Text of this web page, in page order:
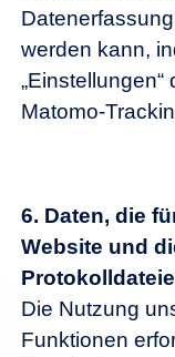
werden kann,
Matomo-
6. Daten, die
Website und
Die Nutzung
Funktionen